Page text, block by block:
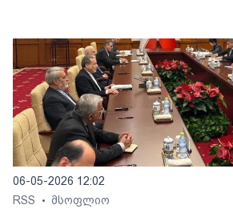
06-05-2026 12:02
RSS
• მსოფლიო